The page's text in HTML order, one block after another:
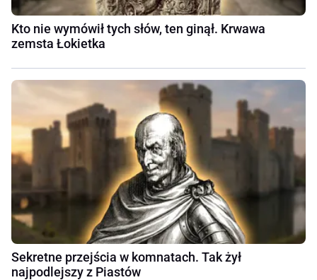
Kto nie wymówił tych słów, ten ginął. Krwawa
zemsta Łokietka
Sekretne przejścia w komnatach. Tak żył
najpodlejszy z Piastów